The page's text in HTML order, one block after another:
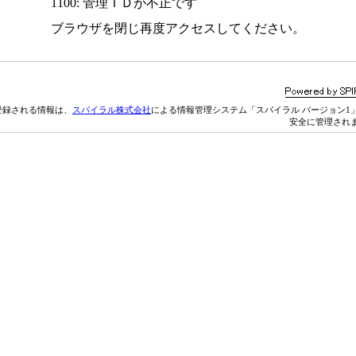
1100: 管理ＩＤが不正です
ブラウザを閉じ再度アクセスしてください。
される情報は、 スパイラル株式会社による情報管理システム「スパイラル バージョン1
安全に管理され